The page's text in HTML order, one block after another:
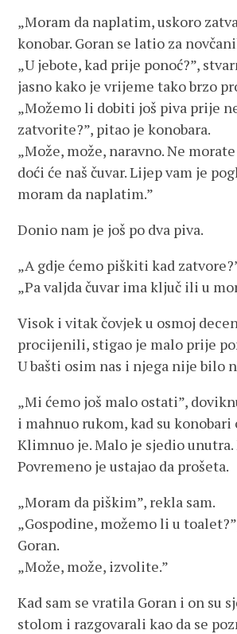
„Moram da naplatim, uskoro
konobar. Goran se latio za
„U jebote, kad prije ponoć?”,
jasno kako je vrijeme tako brzo
„Možemo li dobiti još piva prije
zatvorite?”, pitao je konobara.
„Može, može, naravno. Ne
doći će naš čuvar. Lijep vam je
moram da naplatim.”
Donio nam je još po dva piva.
„A gdje ćemo piškiti kad
„Pa valjda čuvar ima ključ ili u
Visok i vitak čovjek u osmoj
procijenili, stigao je malo prije
U bašti osim nas i njega nije bilo
„Mi ćemo još malo ostati”,
i mahnuo rukom, kad su
Klimnuo je. Malo je sjedio unutra.
Povremeno je ustajao da prošeta.
„Moram da piškim”, rekla sam.
„Gospodine, možemo li u
Goran.
„Može, može, izvolite.”
Kad sam se vratila Goran i on su
stolom i razgovarali kao da se